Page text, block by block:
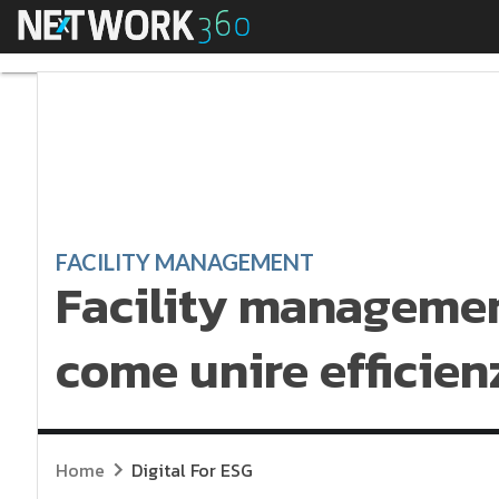
Menu
FACILITY MANAGEMENT
Facility
come unire
Home Digital For ESG